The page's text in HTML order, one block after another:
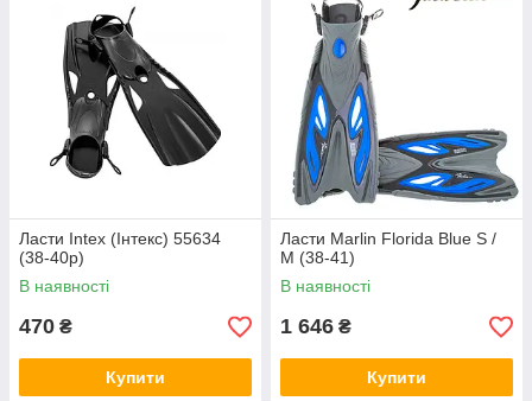
Ласти Intex (Інтекс) 55634
(38-40р)
В наявності
470 ₴
Купити
Ласти Marlin Florida Blue S /
M (38-41)
В наявності
1 646 ₴
Купити